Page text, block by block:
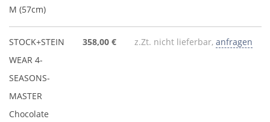
M (57cm)
STOCK+STEIN
WEAR 4-
SEASONS-
MASTER
Chocolate
358,00 € z.Zt. nicht lieferbar, anfragen